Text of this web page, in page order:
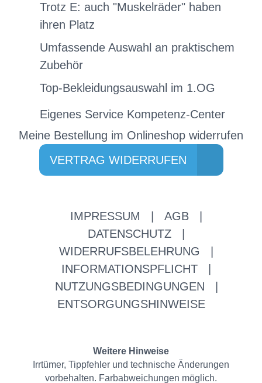
Trotz E: auch "Muskelräder" haben
ihren Platz
Umfassende Auswahl an praktischem
Zubehör
Top-Bekleidungsauswahl im 1.OG
Eigenes Service Kompetenz-Center
Meine Bestellung im Onlineshop widerrufen
VERTRAG WIDERRUFEN
IMPRESSUM AGB
DATENSCHUTZ
WIDERRUFSBELEHRUNG
INFORMATIONSPFLICHT
NUTZUNGSBEDINGUNGEN
ENTSORGUNGSHINWEISE
Weitere Hinweise
Irrtümer, Tippfehler und technische Änderungen
vorbehalten. Farbabweichungen möglich.